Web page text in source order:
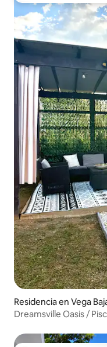
Residencia en Vega
Dreamsville Oasis /